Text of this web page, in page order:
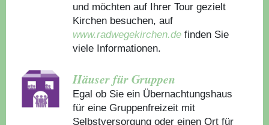
und möchten auf Ihrer Tour gezielt
Kirchen besuchen, auf
www.radwegekirchen.de finden Sie
viele Informationen.
Häuser für Gruppen
Egal ob Sie ein Übernachtungshaus
für eine Gruppenfreizeit mit
Selbstversorgung oder einen Ort für